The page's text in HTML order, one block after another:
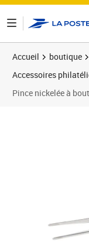
Accueil boutique
Accessoires
Pince nickelée à